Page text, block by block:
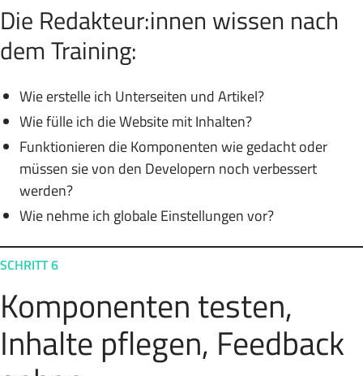
Die Redakteur:innen wissen nach
dem Training:
Wie erstelle ich Unterseiten und Artikel?
Wie fülle ich die Website mit Inhalten?
Funktionieren die Komponenten wie gedacht oder
müssen sie von den Developern noch verbessert
werden?
Wie nehme ich globale Einstellungen vor?
SCHRITT 6
Komponenten testen,
Inhalte pflegen, Feedback